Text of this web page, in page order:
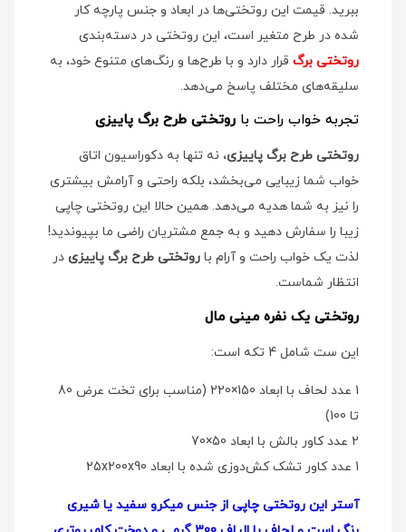
ببرید. قیمت این روتختی‌ها در ابعاد و جنس پارچه کار
شده در طرح متغیر است، این روتختی در دسته‌بندی
روتختی برگ قرار دارد و با طرح‌ها و رنگ‌های متنوع خود، به
سلیقه‌های مختلف پاسخ می‌دهد.
تجربه خواب راحت با روتختی طرح برگ پاییزی
روتختی طرح برگ پاییزی، نه تنها به دکوراسیون اتاق
خواب شما زیبایی می‌بخشد، بلکه راحتی و آرامش بیشتری
را نیز به شما هدیه می‌دهد. همین حالا این روتختی چاپی
زیبا را سفارش دهید و به جمع مشتریان راضی ما بپیوندید!
لذت یک خواب راحت و آرام با روتختی طرح برگ پاییزی در
انتظار شماست.
روتختی یک نفره مینی مال
این ست شامل 4 تکه است:
1 عدد لحاف با ابعاد 150×220 (مناسب برای تخت عرض 80
تا 100)
2 عدد کاور بالش با ابعاد 50×70
1 عدد کاور تشک کش‌دوزی شده با ابعاد 25x200x90
آستر این روتختی چاپی از جنس میکرو سفید یا شیری